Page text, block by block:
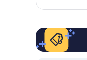
huone,